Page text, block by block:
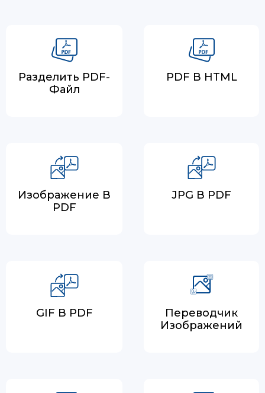
Разделить PDF-
Файл
PDF В HTML
Изображение В
PDF
JPG В PDF
GIF В PDF
Переводчик
Изображений